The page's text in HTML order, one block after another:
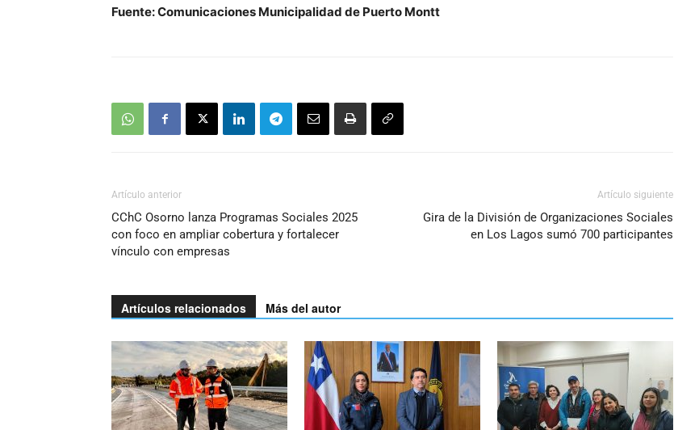
Fuente: Comunicaciones Municipalidad de Puerto Montt
Artículo anterior
CChC Osorno lanza Programas Sociales 2025
con foco en ampliar cobertura y fortalecer
vínculo con empresas
Artículo siguiente
Gira de la División de Organizaciones Sociales
en Los Lagos sumó 700 participantes
Artículos relacionados Más del autor